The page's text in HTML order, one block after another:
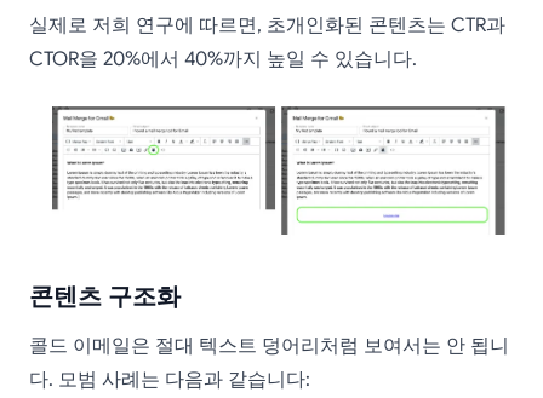
실제로 저희 연구에 따르면, 초개인화된 콘텐츠는 CTR과
CTOR을 20%에서 40%까지 높일 수 있습니다.
콘텐츠 구조화
콜드 이메일은 절대 텍스트 덩어리처럼 보여서는 안 됩니
다. 모범 사례는 다음과 같습니다: